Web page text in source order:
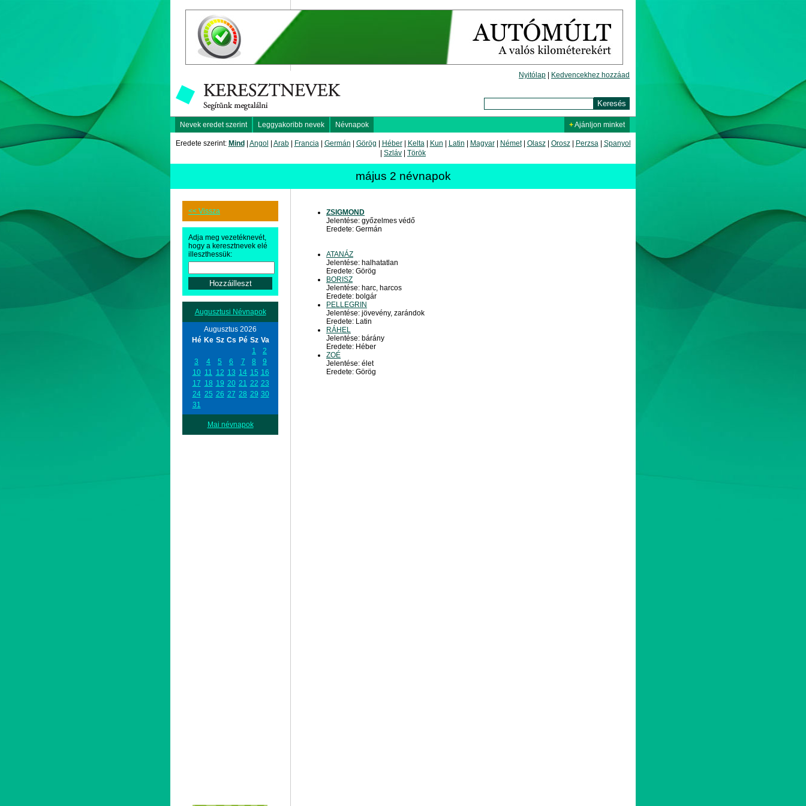
Nyitólap Kedvencekhez hozzáad
Nevek eredet szerint Leggyakoribb nevek Névnapok +Ajánljon minket
Eredete szerint: Mind Angol Arab| Francia| Germán Görög Héber| Kelta| Kun Latin Magyar| Német| Olasz| Orosz| Perzsa| Spanyol
Szláv Török
május 2 névnapok
<< Vissza
Adja meg vezetéknevét,
hogy a keresztnevek elé
illeszthessük:
Augusztusi Névnapok
Augusztus 2026
Hé Ke Sz Cs Pé Sz Va
1
2
3
4 5 6 7 8
9
10 11 12 13 14 15 16
17 18 19 20 21 22 23
24 25 26 27 28 29 30
31
Mai névnapok
ZSIGMOND
Jelentése: győzelmes védő
Eredete: Germán
ATANÁZ
Jelentése: halhatatlan
Eredete: Görög
BORISZ
Jelentése: harc, harcos
Eredete: bolgár
PELLEGRIN
Jelentése: jövevény, zarándok
Eredete: Latin
RÁHEL
Jelentése: bárány
Eredete: Héber
ZOÉ
Jelentése: élet
Eredete: Görög